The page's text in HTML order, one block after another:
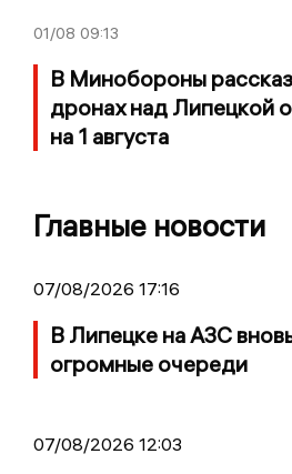
01/08 09:13
В Минобороны
дронах над Липецкой
на 1 августа
Главные новости
07/08/2026 17:16
В Липецке на АЗС
огромные очереди
07/08/2026 12:03